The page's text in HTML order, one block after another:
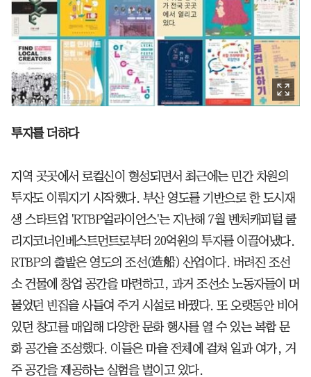
투자를 더하다
지역 곳곳에서 로컬신이 형성되면서 최근에는 민간 차원의
투자도 이뤄지기 시작했다. 부산 영도를 기반으로 한 도시재
생 스타트업 'RTBP얼라이언스'는 지난해 7월 벤처캐피털 쿨
리지코너인베스트먼트로부터 20억원의 투자를 이끌어냈다.
RTBP의 출발은 영도의 조선(造船) 산업이다. 버려진 조선
소 건물에 창업 공간을 마련하고, 과거 조선소 노동자들이 머
물었던 빈집을 사들여 주거 시설로 바꿨다. 또 오랫동안 비어
있던 창고를 매입해 다양한 문화 행사를 열 수 있는 복합 문
화 공간을 조성했다. 이들은 마을 전체에 걸쳐 일과 여가, 거
주 공간을 제공하는 실험을 벌이고 있다.